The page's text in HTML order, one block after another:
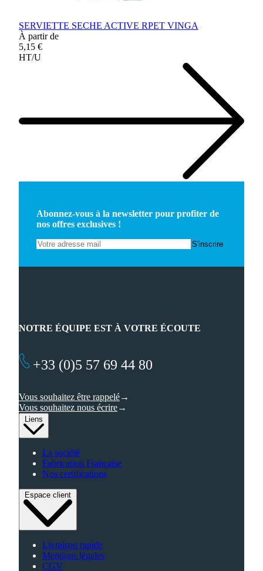
SERVIETTE SECHE ACTIVE RPET VINGA
À partir de
5,15 €
HT/U
Abonnez-vous à la newsletter pour profiter de
nos offres exclusives !
Liens
La société
Fabrication Française
Nos certifications
Espace client
Livraison rapide
Mentions légales
CGV
NOTRE ÉQUIPE EST À VOTRE ÉCOUTE
+33 (0)5 57 69 44 80
Vous souhaitez être rappelé
Vous souhaitez nous écrire